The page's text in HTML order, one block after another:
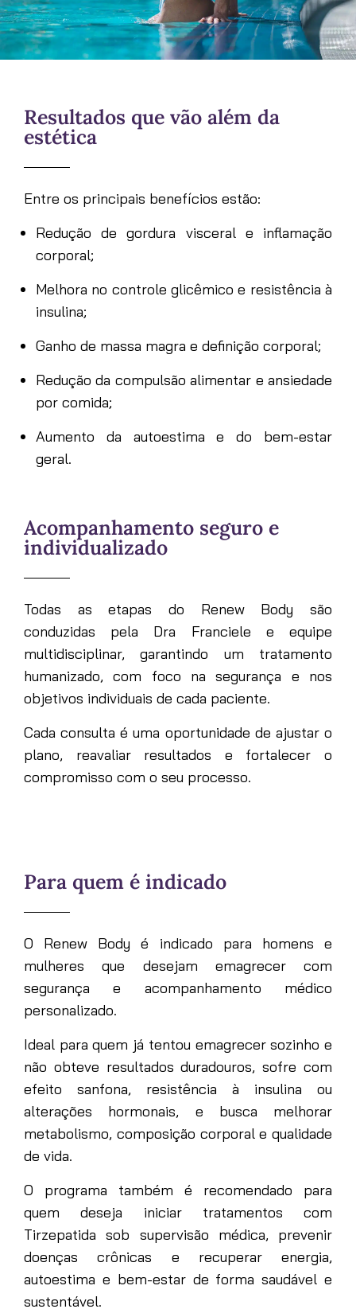
Resultados que vão além da
estética
Entre os principais benefícios estão:
Redução de gordura visceral e inflamação
corporal;
Melhora no controle glicêmico e resistência à
insulina;
Ganho de massa magra e definição corporal;
Redução da compulsão alimentar e ansiedade
por comida;
Aumento da autoestima e do bem-estar
geral.
Acompanhamento seguro e
individualizado
Todas as etapas do Renew Body são
conduzidas pela Dra Franciele e equipe
multidisciplinar, garantindo um tratamento
humanizado, com foco na segurança e nos
objetivos individuais de cada paciente.
Cada consulta é uma oportunidade de ajustar o
plano, reavaliar resultados e fortalecer o
compromisso com o seu processo.
Para quem é indicado
O Renew Body é indicado para homens e
mulheres que desejam emagrecer com
segurança e acompanhamento médico
personalizado.
Ideal para quem já tentou emagrecer sozinho e
não obteve resultados duradouros, sofre com
efeito sanfona, resistência à insulina ou
alterações hormonais, e busca melhorar
metabolismo, composição corporal e qualidade
de vida.
O programa também é recomendado para
quem deseja iniciar tratamentos com
Tirzepatida sob supervisão médica, prevenir
doenças crônicas e recuperar energia,
autoestima e bem-estar de forma saudável e
sustentável.